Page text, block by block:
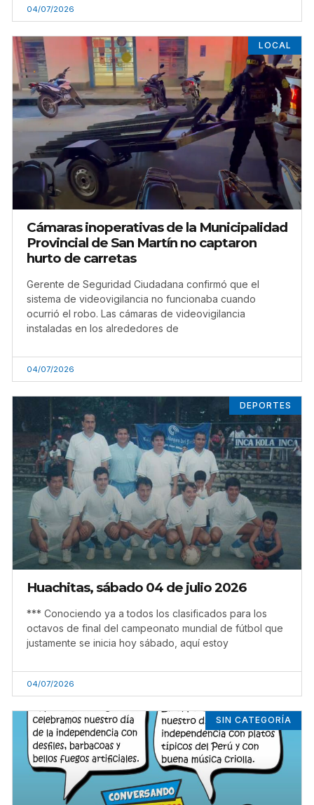
04/07/2026
LOCAL
Cámaras inoperativas de la Municipalidad
Provincial de San Martín no captaron
hurto de carretas
Gerente de Seguridad Ciudadana confirmó que el
sistema de videovigilancia no funcionaba cuando
ocurrió el robo. Las cámaras de videovigilancia
instaladas en los alrededores de
04/07/2026
DEPORTES
Huachitas, sábado 04 de julio 2026
*** Conociendo ya a todos los clasificados para los
octavos de final del campeonato mundial de fútbol que
justamente se inicia hoy sábado, aquí estoy
04/07/2026
SIN CATEGORÍA